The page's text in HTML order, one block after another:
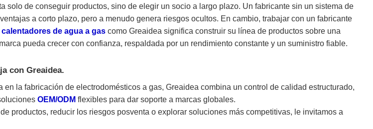
solo de conseguir productos, sino de elegir un socio a largo plazo. Un fabricante sin un sistema de
a corto plazo, pero a menudo genera riesgos ocultos. En cambio, trabajar con un fabricante
calentadores de agua a gas como Greaidea significa construir su línea de productos sobre una
pueda crecer con confianza, respaldada por un rendimiento constante y un suministro fiable.
con Greaidea.
en la fabricación de electrodomésticos a gas, Greaidea combina un control de calidad estructurado,
OEM/ODM flexibles para dar soporte a marcas globales.
productos, reducir los riesgos posventa o explorar soluciones más competitivas, le invitamos a